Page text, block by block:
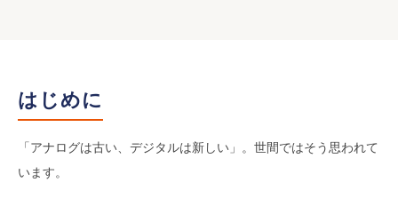
はじめに
「アナログは古い、デジタルは新しい」。世間ではそう思われて
います。